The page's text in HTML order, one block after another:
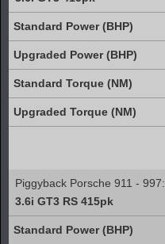
Piggyback Porsche 911 - 997:
3.6i GT3 RS 415pk